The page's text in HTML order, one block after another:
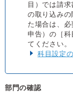
目）では請
の取り込みの
た場合は、
申告）の［科
てください。
科目設定
部門の確認